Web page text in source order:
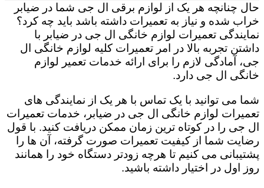
حال چنانچه هر یک از لوازم برقی ال جی شما در ضیابر
خراب شده و نیاز به تعمیرات داشته باشد باید چه کرد؟
نمایندگی تعمیرات لوازم خانگی ال جی در ضیابر با
داشتن تجربه بالا در امر تعمیرات کلیه لوازم خانگی ال
جی، آمادگی لازم را برای ارائه خدمات تعمیر لوازم
خانگی ال جی دارد.
شما می توانید با یک تماس با هر یک از نمایندگی های
تعمیرات لوازم خانگی ال جی در ضیابر، خدمات تعمیرات
ال جی را در کوتاه ترین زمان ممکن دریافت کنید. با قول
رضایت شما از کیفیت تعمیرات صورت گرفته، آن ها را
پشتیبانی می کنیم تا هرچه زودتر دستگاه خود را همانند
روز اول در اختیار داشته باشید.